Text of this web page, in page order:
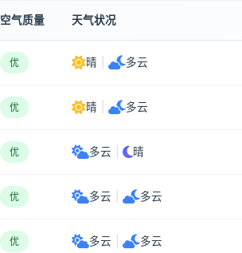
空气质量 天气状况
优 晴 多云
优 晴 多云
优 多云 晴
优 多云 多云
优 多云 多云